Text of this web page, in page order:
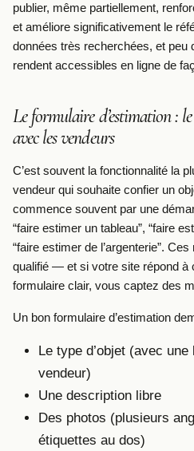
publier, même partiellement,
et améliore significativement le
données très recherchées, et peu
rendent accessibles en ligne de
Le formulaire d’estimation :
avec les vendeurs
C’est souvent la fonctionnalité la
vendeur qui souhaite confier un
commence souvent par une
“faire estimer un tableau”, “faire
“faire estimer de l’argenterie”.
qualifié — et si votre site répond à
formulaire clair, vous captez des
Un bon formulaire d’estimation
Le type d’objet (avec
vendeur)
Une description libre
Des photos (plusieurs
étiquettes au dos)